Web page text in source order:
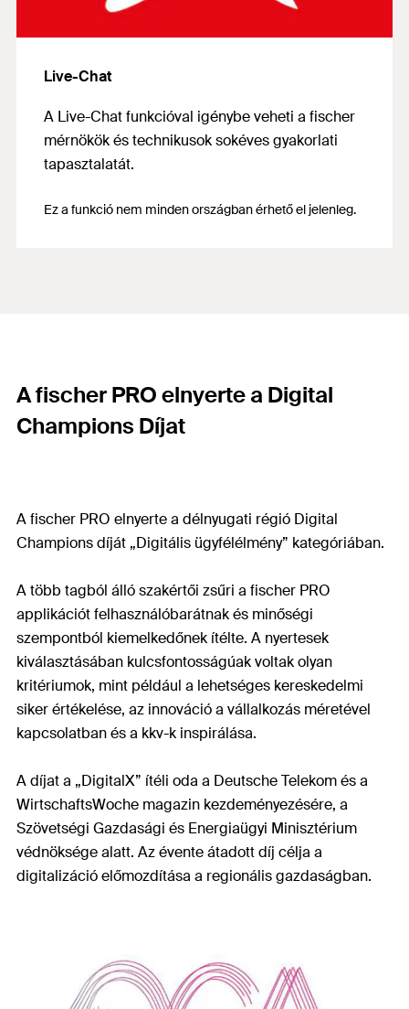
Live-Chat
A Live-Chat funkcióval igénybe veheti a fischer
mérnökök és technikusok sokéves gyakorlati
tapasztalatát.
Ez a funkció nem minden országban érhető el jelenleg.
A fischer PRO elnyerte a Digital
Champions Díjat
A fischer PRO elnyerte a délnyugati régió Digital
Champions díját „Digitális ügyfélélmény” kategóriában.
A több tagból álló szakértői zsűri a fischer PRO
applikációt felhasználóbarátnak és minőségi
szempontból kiemelkedőnek ítélte. A nyertesek
kiválasztásában kulcsfontosságúak voltak olyan
kritériumok, mint például a lehetséges kereskedelmi
siker értékelése, az innováció a vállalkozás méretével
kapcsolatban és a kkv-k inspirálása.
A díjat a „DigitalX” ítéli oda a Deutsche Telekom és a
WirtschaftsWoche magazin kezdeményezésére, a
Szövetségi Gazdasági és Energiaügyi Minisztérium
védnöksége alatt. Az évente átadott díj célja a
digitalizáció előmozdítása a regionális gazdaságban.